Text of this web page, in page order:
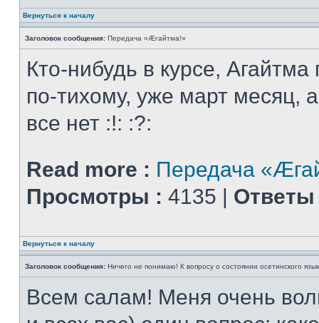
Вернуться к началу
Заголовок сообщения: Передача «Æгайтма!»
Кто-нибудь в курсе,
по-тихому, уже март месяц,
все нет :!: :?:
Read more : Передача
Просмотры : 4135 | Ответы
Вернуться к началу
Заголовок сообщения: Ничего не понимаю! К вопросу о состоянии осетинского
Всем салам! Меня очень